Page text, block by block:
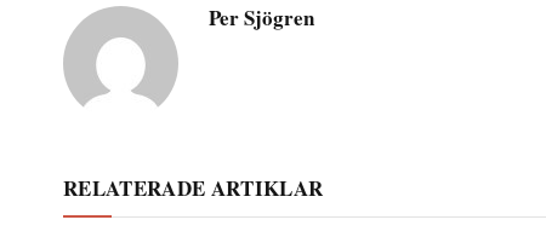
Per Sjögren
RELATERADE ARTIKLAR